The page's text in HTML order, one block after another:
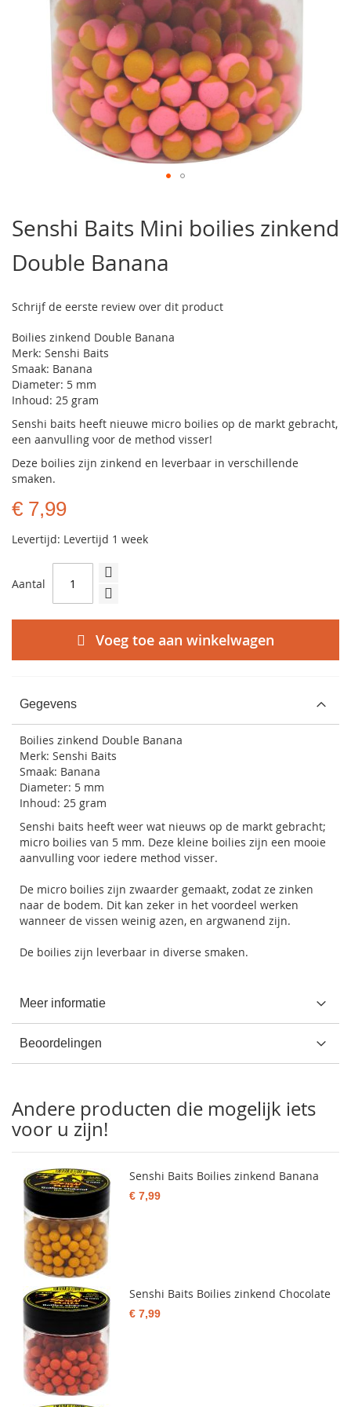
het
begin
van
de
gallerij
Senshi Baits Mini boilies zinkend
Double Banana
Schrijf de eerste review over dit product
Boilies zinkend Double Banana
Merk: Senshi Baits
Smaak: Banana
Diameter: 5 mm
Inhoud: 25 gram
Senshi baits heeft nieuwe micro boilies op de markt gebracht,
een aanvulling voor de method visser!
Deze boilies zijn zinkend en leverbaar in verschillende
smaken.
€ 7,99
Levertijd: Levertijd 1 week
Aantal
Voeg toe aan winkelwagen
Gegevens
Boilies zinkend Double Banana
Merk: Senshi Baits
Smaak: Banana
Diameter: 5 mm
Inhoud: 25 gram
Senshi baits heeft weer wat nieuws op de markt gebracht;
micro boilies van 5 mm. Deze kleine boilies zijn een mooie
aanvulling voor iedere method visser.
De micro boilies zijn zwaarder gemaakt, zodat ze zinken
naar de bodem. Dit kan zeker in het voordeel werken
wanneer de vissen weinig azen, en argwanend zijn.
De boilies zijn leverbaar in diverse smaken.
Meer informatie
Beoordelingen
Andere producten die mogelijk iets
voor u zijn!
Senshi Baits Boilies zinkend Banana
€ 7,99
Senshi Baits Boilies zinkend Chocolate
€ 7,99